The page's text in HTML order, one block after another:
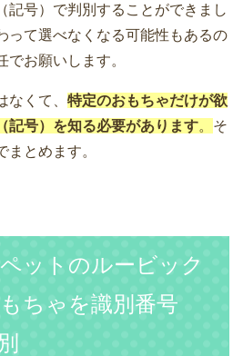
記号）で判別することができまし
って選べなくなる可能性もあるの
でお願いします。
なくて、 特定のおもちゃだけが欲
記号）を知る必要があります。 そ
まとめます。
ットのルービック
ちゃを識別番号